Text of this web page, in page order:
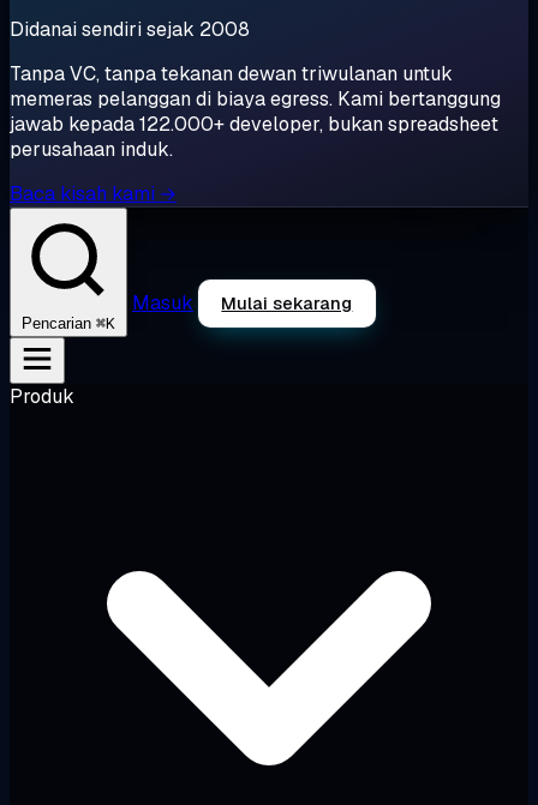
Didanai sendiri sejak 2008
Tanpa VC, tanpa tekanan dewan triwulanan untuk
memeras pelanggan di biaya egress. Kami bertanggung
jawab kepada 122.000+ developer, bukan spreadsheet
perusahaan induk.
Baca kisah kami →
Pencarian ⌘K
Masuk Mulai sekarang
Produk